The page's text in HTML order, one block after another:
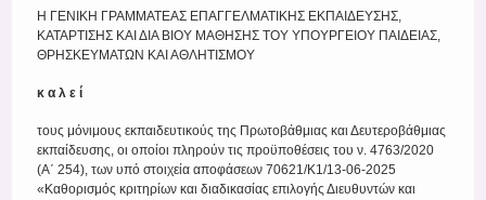
Η ΓΕΝΙΚΗ ΓΡΑΜΜΑΤΕΑΣ ΕΠΑΓΓΕΛΜΑΤΙΚΗΣ ΕΚΠΑΙΔΕΥΣΗΣ,
ΚΑΤΑΡΤΙΣΗΣ ΚΑΙ ΔΙΑ ΒΙΟΥ ΜΑΘΗΣΗΣ ΤΟΥ ΥΠΟΥΡΓΕΙΟΥ ΠΑΙΔΕΙΑΣ,
ΘΡΗΣΚΕΥΜΑΤΩΝ ΚΑΙ ΑΘΛΗΤΙΣΜΟΥ
κ α λ ε ί
τους μόνιμους εκπαιδευτικούς της Πρωτοβάθμιας και Δευτεροβάθμιας
εκπαίδευσης, οι οποίοι πληρούν τις προϋποθέσεις του ν. 4763/2020
(Α΄ 254), των υπό στοιχεία αποφάσεων 70621/Κ1/13-06-2025
«Καθορισμός κριτηρίων και διαδικασίας επιλογής Διευθυντών και